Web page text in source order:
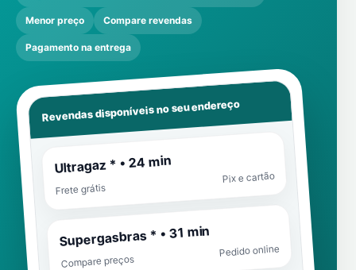
Menor preço Compare revendas
Pagamento na entrega
Revendas disponíveis no seu endereço
Ultragaz * • 24 min
Frete grátis
Pix e cartão
Supergasbras * • 31 min
Compare preços
Pedido online